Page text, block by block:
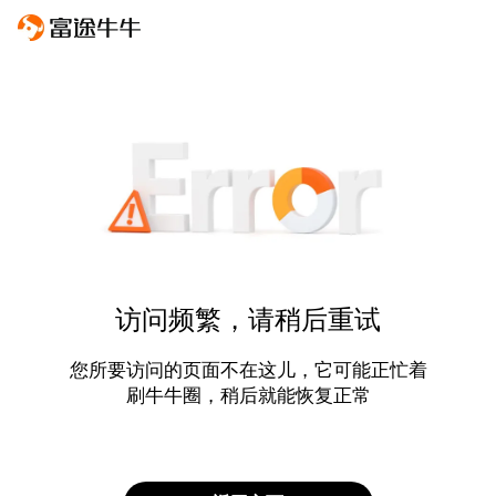
访问频繁，请稍后重试
您所要访问的页面不在这儿，它可能正忙着
刷牛牛圈，稍后就能恢复正常